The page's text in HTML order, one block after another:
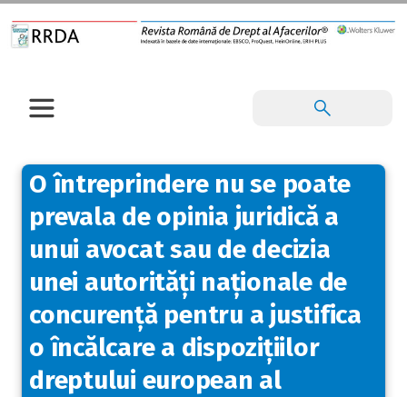
O întreprindere nu se poate
prevala de opinia juridică a
unui avocat sau de decizia
unei autorități naționale de
concurență pentru a justifica
o încălcare a dispozițiilor
dreptului european al